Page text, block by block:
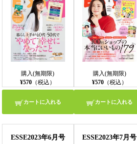
購入(無期限)
¥570 （税込）
カートに入れる
購入(無期限)
¥570（税込）
カートに入れる
ESSE2023年6月号 ESSE2023年7月号